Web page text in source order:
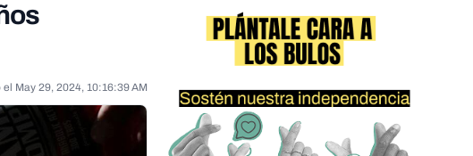
el May 29, 2024, 10:16:39 AM